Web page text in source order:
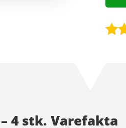
4 stk. Varefakta